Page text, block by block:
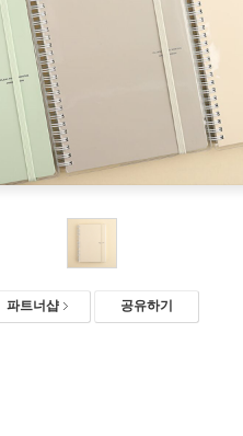
파트너샵 공유하기